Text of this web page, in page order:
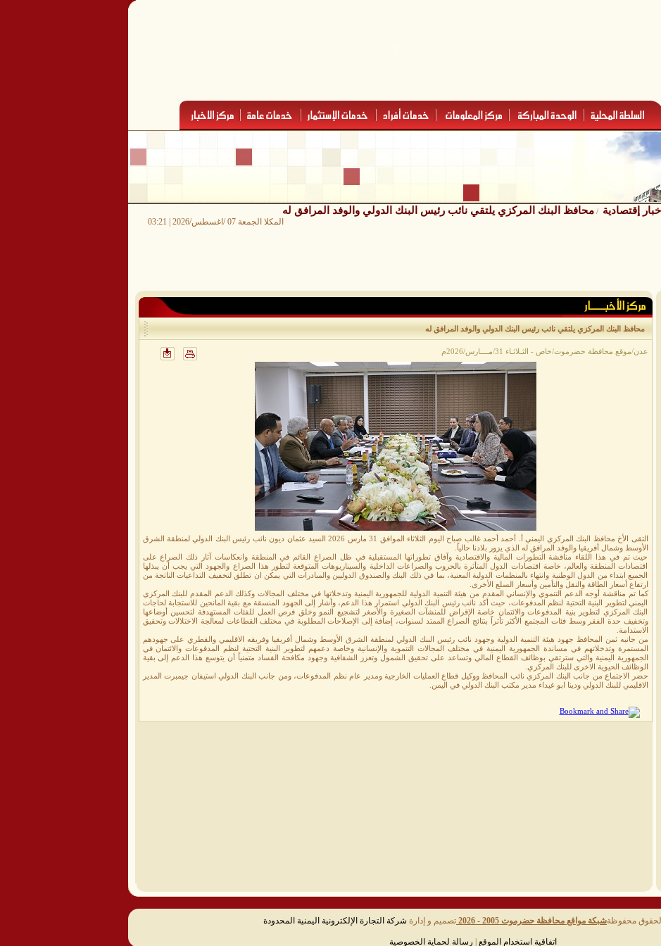
إقتصادية / محافظ البنك المركزي يلتقي نائب رئيس البنك الدولي والوفد المرافق له
المكلا الجمعة 07 /اغسطس/2026 | 03:21
محافظ البنك المركزي يلتقي نائب رئيس البنك الدولي والوفد المرافق له
عدن/موقع محافظة حضرموت/خاص - الثـلاثـاء 31/مــــارس/2026م
التقى الأخ محافظ البنك المركزي اليمني أ. أحمد أحمد غالب صباح اليوم الثلاثاء الموافق 31 مارس 2026 السيد عثمان ديون نائب رئيس البنك الدولي لمنطقة الشرق
الأوسط وشمال أفريقيا والوفد المرافق له الذي يزور بلادنا حالياً.
حيث تم في هذا اللقاء مناقشة التطورات المالية والاقتصادية وآفاق تطوراتها المستقبلية في ظل الصراع القائم في المنطقة وانعكاسات آثار ذلك الصراع على
اقتصادات المنطقة والعالم، خاصة اقتصادات الدول المتأثرة بالحروب والصراعات الداخلية والسيناريوهات المتوقعة لتطور هذا الصراع والجهود التي يجب أن يبذلها
الجميع ابتداء من الدول الوطنية وانتهاء بالمنظمات الدولية المعنية، بما في ذلك البنك والصندوق الدوليين والمبادرات التي يمكن ان تطلق لتخفيف التداعيات الناتجة من
ارتفاع أسعار الطاقة والنقل والتأمين وأسعار السلع الأخرى.
كما تم مناقشة أوجه الدعم التنموي والإنساني المقدم من هيئة التنمية الدولية للجمهورية اليمنية وتدخلاتها في مختلف المجالات وكذلك الدعم المقدم للبنك المركزي
اليمني لتطوير البنية التحتية لنظم المدفوعات، حيث أكد نائب رئيس البنك الدولي استمرار هذا الدعم، وأشار إلى الجهود المنسقة مع بقية المانحين للاستجابة لحاجات
البنك المركزي لتطوير بنية المدفوعات والائتمان خاصة الإقراض للمنشآت الصغيرة والأصغر لتشجيع النمو وخلق فرص العمل للفئات المستهدفة لتحسين أوضاعها
وتخفيف حدة الفقر وسط فئات المجتمع الأكثر تأثراً بنتائج الصراع الممتد لسنوات، إضافة إلى الإصلاحات المطلوبة في مختلف القطاعات لمعالجة الاختلالات وتحقيق
الاستدامة.
من جانبه ثمن المحافظ جهود هيئة التنمية الدولية وجهود نائب رئيس البنك الدولي لمنطقة الشرق الأوسط وشمال أفريقيا وفريقه الاقليمي والقطري على جهودهم
المستمرة وتدخلاتهم في مساندة الجمهورية اليمنية في مختلف المجالات التنموية والإنسانية وخاصة دعمهم لتطوير البنية التحتية لنظم المدفوعات والائتمان في
الجمهورية اليمنية والتي سترتقي بوظائف القطاع المالي وتساعد على تحقيق الشمول وتعزز الشفافية وجهود مكافحة الفساد متمنياً أن يتوسع هذا الدعم إلى بقية
الوظائف الحيوية الاخرى للبنك المركزي.
حضر الاجتماع من جانب البنك المركزي نائب المحافظ ووكيل قطاع العمليات الخارجية ومدير عام نظم المدفوعات، ومن جانب البنك الدولي استيفان جيمبرت المدير
الاقليمي للبنك الدولي ودينا ابو غيداء مدير مكتب البنك الدولي في اليمن.
محفوظةشبكة مواقع محافظة حضرموت 2005 - 2026 تصميم و إدارة شركة التجارة الإلكترونية اليمنية المحدودة
اتفاقية استخدام الموقع رسالة لحماية الخصوصية